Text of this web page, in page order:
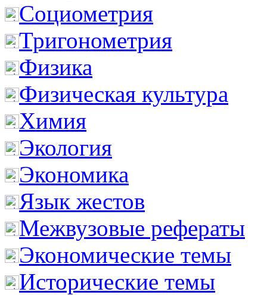
Социометрия
Тригонометрия
Физика
Физическая культура
Химия
Экология
Экономика
Язык жестов
Межвузовые рефераты
Экономические темы
Исторические темы